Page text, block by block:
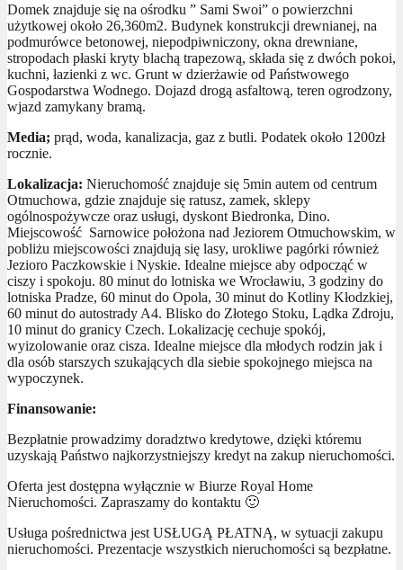
Domek znajduje się na ośrodku ” Sami Swoi” o powierzchni
użytkowej około 26,360m2. Budynek konstrukcji drewnianej, na
podmurówce betonowej, niepodpiwniczony, okna drewniane,
stropodach płaski kryty blachą trapezową, składa się z dwóch pokoi,
kuchni, łazienki z wc. Grunt w dzierżawie od Państwowego
Gospodarstwa Wodnego. Dojazd drogą asfaltową, teren ogrodzony,
wjazd zamykany bramą.
Media; prąd, woda, kanalizacja, gaz z butli. Podatek około 1200zł
rocznie.
Lokalizacja: Nieruchomość znajduje się 5min autem od centrum
Otmuchowa, gdzie znajduje się ratusz, zamek, sklepy
ogólnospożywcze oraz usługi, dyskont Biedronka, Dino.
Miejscowość Sarnowice położona nad Jeziorem Otmuchowskim, w
pobliżu miejscowości znajdują się lasy, urokliwe pagórki również
Jezioro Paczkowskie i Nyskie. Idealne miejsce aby odpocząć w
ciszy i spokoju. 80 minut do lotniska we Wrocławiu, 3 godziny do
lotniska Pradze, 60 minut do Opola, 30 minut do Kotliny Kłodzkiej,
60 minut do autostrady A4. Blisko do Złotego Stoku, Lądka Zdroju,
10 minut do granicy Czech. Lokalizację cechuje spokój,
wyizolowanie oraz cisza. Idealne miejsce dla młodych rodzin jak i
dla osób starszych szukających dla siebie spokojnego miejsca na
wypoczynek.
Finansowanie:
Bezpłatnie prowadzimy doradztwo kredytowe, dzięki któremu
uzyskają Państwo najkorzystniejszy kredyt na zakup nieruchomości.
Oferta jest dostępna wyłącznie w Biurze Royal Home
Nieruchomości. Zapraszamy do kontaktu 🙂
Usługa pośrednictwa jest USŁUGĄ PŁATNĄ, w sytuacji zakupu
nieruchomości. Prezentacje wszystkich nieruchomości są bezpłatne.